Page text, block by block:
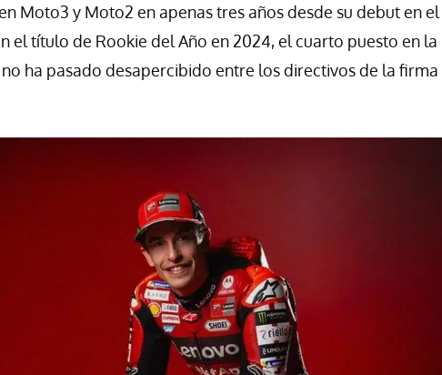
Moto3 y Moto2 en apenas tres años desde su debut en el
el título de Rookie del Año en 2024, el cuarto puesto en la
ha pasado desapercibido entre los directivos de la firma